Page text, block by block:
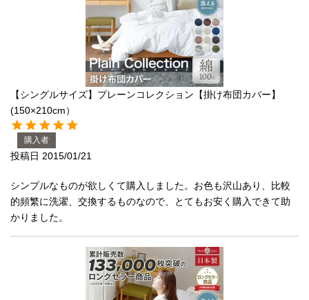
マットレス一覧を見る
ご利用ガイド 会社概要
特定商取引法に基づく表記 プライバシーポリシー
マイページ
【シングルサイズ】プレーンコレクション【掛け布団カバー】
(150×210cm）
購入者
投稿日 2015/01/21
シンプルなものが欲しくて購入しました。お色も沢山あり、比較
的頻繁に洗濯、交換するものなので、とてもお安く購入できて助
かりました。